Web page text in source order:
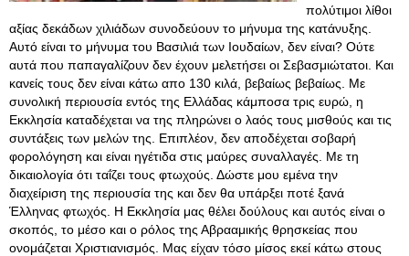
πολύτιμοι λίθοι
αξίας δεκάδων χιλιάδων συνοδεύουν το μήνυμα της κατάνυξης.
Αυτό είναι το μήνυμα του Βασιλιά των Ιουδαίων, δεν είναι? Ούτε
αυτά που παπαγαλίζουν δεν έχουν μελετήσει οι Σεβασμιώτατοι. Και
κανείς τους δεν είναι κάτω απο 130 κιλά, βεβαίως βεβαίως. Με
συνολική περιουσία εντός της Ελλάδας κάμποσα τρις ευρώ, η
Εκκλησία καταδέχεται να της πληρώνει ο λαός τους μισθούς και τις
συντάξεις των μελών της. Επιπλέον, δεν αποδέχεται σοβαρή
φορολόγηση και είναι ηγέτιδα στις μαύρες συναλλαγές. Με τη
δικαιολογία ότι ταΐζει τους φτωχούς. Δώστε μου εμένα την
διαχείριση της περιουσία της και δεν θα υπάρξει ποτέ ξανά
Έλληνας φτωχός. Η Εκκλησία μας θέλει δούλους και αυτός είναι ο
σκοπός, το μέσο και ο ρόλος της Αβρααμικής θρησκείας που
ονομάζεται Χριστιανισμός . Μας είχαν τόσο μίσος εκεί κάτω στους